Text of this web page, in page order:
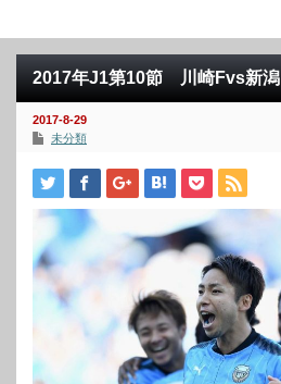
2017年J1第10節 川崎Fvs新潟
2017-8-29
未分類